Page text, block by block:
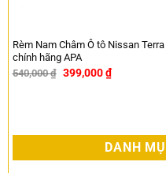
Rèm Nam Châm Ô tô Nissan Terra
chính hãng APA
540,000₫ 399,000₫
DANH